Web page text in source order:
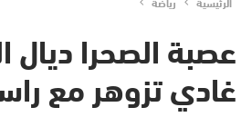
عصبة الصحرا ديال
غادي تزوهر مع